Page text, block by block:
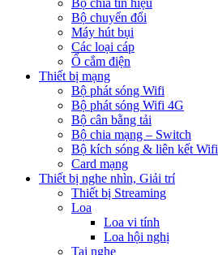
Bộ chia tín hiệu
Bộ chuyển đổi
Máy hút bụi
Các loại cáp
Ổ cắm điện
Thiết bị mạng
Bộ phát sóng Wifi
Bộ phát sóng Wifi 4G
Bộ cân bằng tải
Bộ chia mạng – Switch
Bộ kích sóng & liên kết Wifi
Card mạng
Thiết bị nghe nhìn, Giải trí
Thiết bị Streaming
Loa
Loa vi tính
Loa hội nghị
Tai nghe